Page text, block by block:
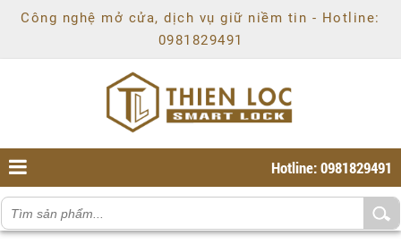
Công nghệ mở cửa, dịch vụ giữ niềm tin - Hotline:
0981829491
Hotline: 0981829491